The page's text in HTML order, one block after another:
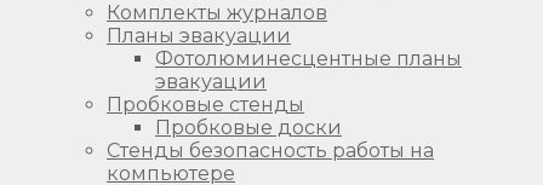
Комплекты журналов
Планы эвакуации
Фотолюминесцентные планы
эвакуации
Пробковые стенды
Пробковые доски
Стенды безопасность работы на
компьютере